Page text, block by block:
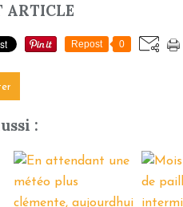
ARTICLE
Repost 0
: